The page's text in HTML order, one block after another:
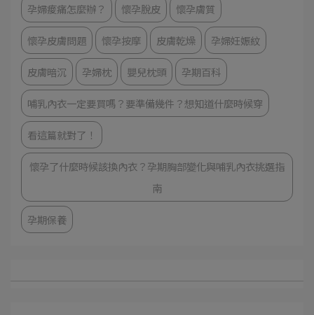
孕婦痠痛怎麼辦？ 懷孕脫皮 懷孕膚質
懷孕皮膚問題 懷孕按摩 皮膚乾燥 孕婦妊娠紋
皮膚暗沉 孕婦枕 嬰兒枕頭 孕期百科
哺乳內衣一定要買嗎？要準備幾件？想知道什麼時候穿
看這篇就對了！
懷孕了什麼時候該換內衣？孕期胸部變化與哺乳內衣挑選指
南
孕期保養